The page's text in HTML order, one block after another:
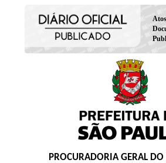
PROCURADORIA GERAL